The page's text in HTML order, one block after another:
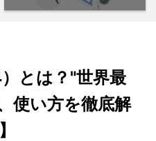
とは？"世界最
使い方を徹底解